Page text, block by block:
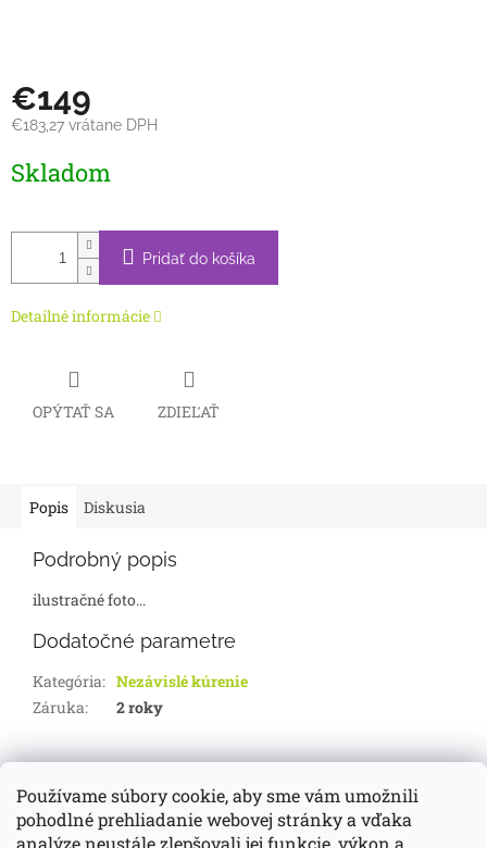
Používame súbory cookie, aby sme vám umožnili
pohodlné prehliadanie webovej stránky a vďaka
analýze neustále zlepšovali jej funkcie, výkon a
€149
€183,27 vrátane DPH
cena:
Skladom
Pridať do košíka
Detailné informácie
OPÝTAŤ SA ZDIEĽAŤ
Popis Diskusia
Podrobný popis
ilustračné foto...
Dodatočné parametre
Kategória: Nezávislé kúrenie
Záruka: 2 roky
Z
d-servis.sk webasto.sk eberspächer.sk